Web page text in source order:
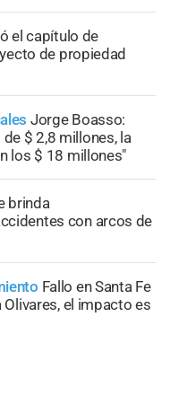
el capítulo de
de propiedad
Jorge Boasso:
$ 2,8 millones, la
los $ 18 millones"
brinda
con arcos de
Fallo en Santa Fe
el impacto es